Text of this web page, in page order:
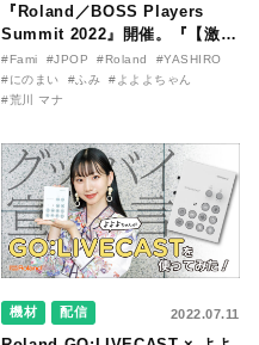
『Roland／BOSS Players
Summit 2022』開催。『【激レ
アコラボ】 凄腕ミュージシャン
が集まってヒット曲演奏してみ
た！ 』の公開収録ライブに100
#Fami #JPOP #Roland
#YASHIRO
#にのまい
#ふみ
#よよよちゃん
#荒川 マナ
機材 配信 2022.07.11